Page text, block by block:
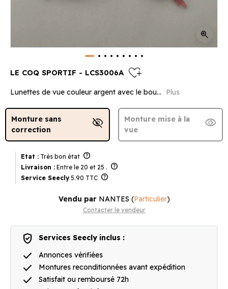
zoom_in
LE COQ SPORTIF - LCS3006A heart_plus
Lunettes de vue couleur argent avec le bou... Plus
Monture sans
correction
visibility_off
Monture mise à la
vue
visibility
Etat : Très bon état help
Livraison : Entre le 20 et 25 . help
Service Seecly 5.90 TTC help
Vendu par NANTES (Particulier)
Contacter le vendeur
verified_user Services Seecly inclus :
done Annonces vérifiées
done Montures reconditionnées avant expédition
done Satisfait ou remboursé 72h